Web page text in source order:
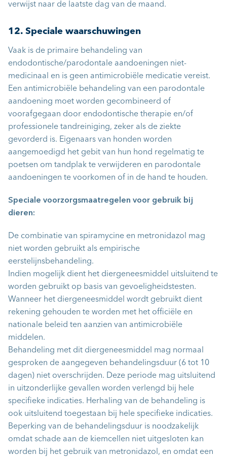
verwijst naar de laatste dag van de maand.
12. Speciale waarschuwingen
Vaak is de primaire behandeling van
endodontische/parodontale aandoeningen niet-
medicinaal en is geen antimicrobiële medicatie vereist.
Een antimicrobiële behandeling van een parodontale
aandoening moet worden gecombineerd of
voorafgegaan door endodontische therapie en/of
professionele tandreiniging, zeker als de ziekte
gevorderd is. Eigenaars van honden worden
aangemoedigd het gebit van hun hond regelmatig te
poetsen om tandplak te verwijderen en parodontale
aandoeningen te voorkomen of in de hand te houden.
Speciale voorzorgsmaatregelen voor gebruik bij
dieren:
De combinatie van spiramycine en metronidazol mag
niet worden gebruikt als empirische
eerstelijnsbehandeling.
Indien mogelijk dient het diergeneesmiddel uitsluitend te
worden gebruikt op basis van gevoeligheidstesten.
Wanneer het diergeneesmiddel wordt gebruikt dient
rekening gehouden te worden met het officiële en
nationale beleid ten aanzien van antimicrobiële
middelen.
Behandeling met dit diergeneesmiddel mag normaal
gesproken de aangegeven behandelingsduur (6 tot 10
dagen) niet overschrijden. Deze periode mag uitsluitend
in uitzonderlijke gevallen worden verlengd bij hele
specifieke indicaties. Herhaling van de behandeling is
ook uitsluitend toegestaan bij hele specifieke indicaties.
Beperking van de behandelingsduur is noodzakelijk
omdat schade aan de kiemcellen niet uitgesloten kan
worden bij het gebruik van metronidazol, en omdat een